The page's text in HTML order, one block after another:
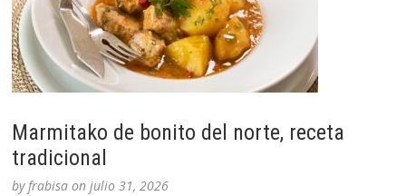
Marmitako de bonito del norte, receta
tradicional
byfrabisa onjulio 31, 2026